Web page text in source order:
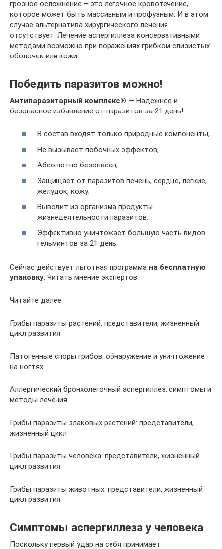
грозное осложнение – это легочное кровотечение,
которое может быть массивным и профузным. И в этом
случае альтернатива хирургического лечения
отсутствует. Лечение аспергиллеза консервативными
методами возможно при поражениях грибком слизистых
оболочек или кожи.
Победить паразитов можно!
Антипаразитарный комплекс® — Надежное и
безопасное избавление от паразитов за 21 день!
В состав входят только природные компоненты;
Не вызывает побочных эффектов;
Абсолютно безопасен;
Защищает от паразитов печень, сердце, легкие,
желудок, кожу;
Выводит из организма продукты
жизнедеятельности паразитов.
Эффективно уничтожает большую часть видов
гельминтов за 21 день.
Сейчас действует льготная программа на бесплатную
упаковку. Читать мнение экспертов.
Читайте далее:
Грибы паразиты растений: представители, жизненный
цикл развития
Патогенные споры грибов: обнаружение и уничтожение
на ногтях
Аллергический бронхолегочный аспергиллез: симптомы и
методы лечения
Грибы паразиты злаковых растений: представители,
жизненный цикл
Грибы паразиты человека: представители, жизненный
цикл развития
Грибы паразиты животных: представители, жизненный
цикл развития
Симптомы аспергиллеза у человека
Поскольку первый удар на себя принимает